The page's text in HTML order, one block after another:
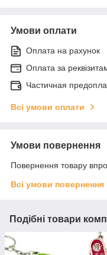
Умови оплати
Оплата на рахунок
Оплата за
Частичная
Всі умови оплати
Умови повернення
Повернення товару
Всі умови повернення
Подібні товари